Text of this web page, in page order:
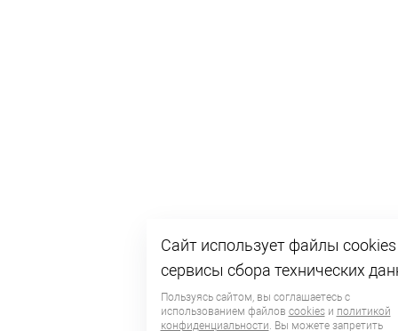
Сайт использует файлы
сервисы сбора технических
Пользуясь сайтом, вы соглашаетесь с
использованием файлов cookiesи политикой
конфиденциальности. Вы можете запретить